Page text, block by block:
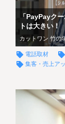
「PayPayク
トは大きい！
カットワン 竹の
電話取材
集客・売上ア